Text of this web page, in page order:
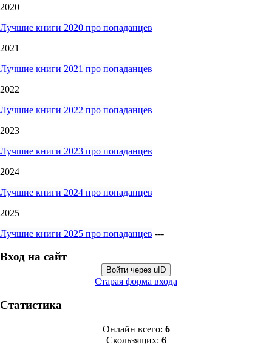
2020
Лучшие книги 2020 про попаданцев
2021
Лучшие книги 2021 про попаданцев
2022
Лучшие книги 2022 про попаданцев
2023
Лучшие книги 2023 про попаданцев
2024
Лучшие книги 2024 про попаданцев
2025
Лучшие книги 2025 про попаданцев ---
Вход на сайт
Войти через uID
Старая форма входа
Статистика
Онлайн всего: 6
Скользящих: 6